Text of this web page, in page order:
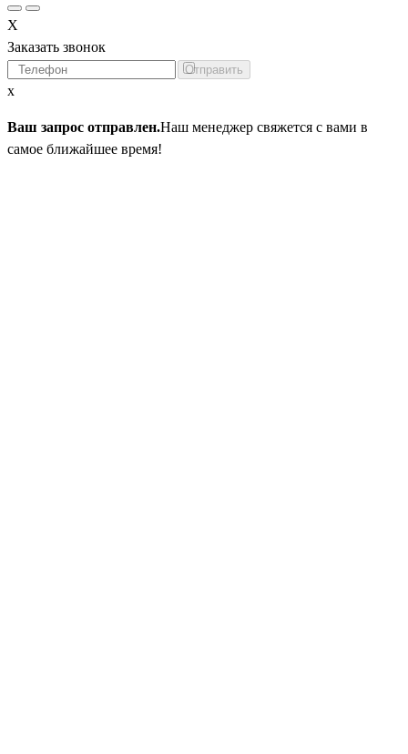
X
Заказать звонок
x
Ваш запрос отправлен.Наш менеджер свяжется с вами в
самое ближайшее время!